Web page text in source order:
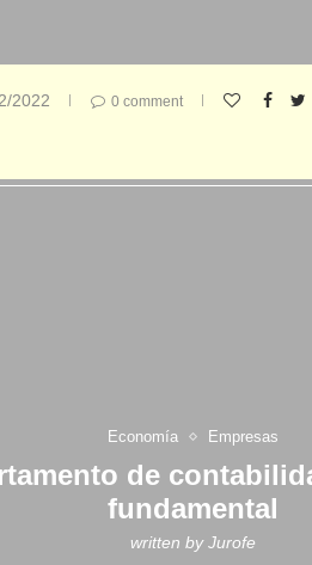
2022 0 comment
Economía Empresas
de
fundamental
written byJurofe